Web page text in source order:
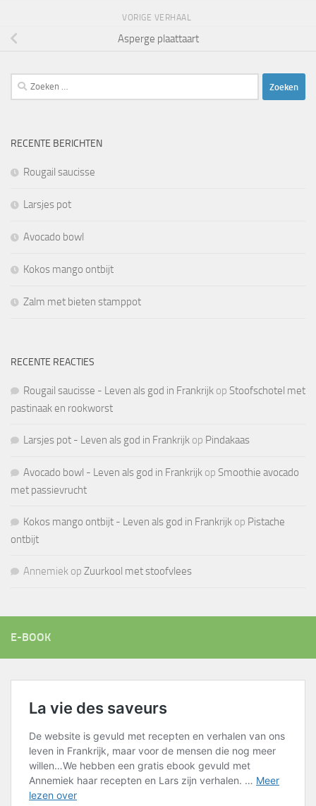
VORIGE VERHAAL
Asperge plaattaart
Zoeken
naar:
RECENTE BERICHTEN
Rougail saucisse
Larsjes pot
Avocado bowl
Kokos mango ontbijt
Zalm met bieten stamppot
RECENTE REACTIES
Rougail saucisse - Leven als god in Frankrijk op Stoofschotel met
pastinaak en rookworst
Larsjes pot - Leven als god in Frankrijk op Pindakaas
Avocado bowl - Leven als god in Frankrijk op Smoothie avocado
met passievrucht
Kokos mango ontbijt - Leven als god in Frankrijk op Pistache
ontbijt
Annemiek op Zuurkool met stoofvlees
E-BOOK